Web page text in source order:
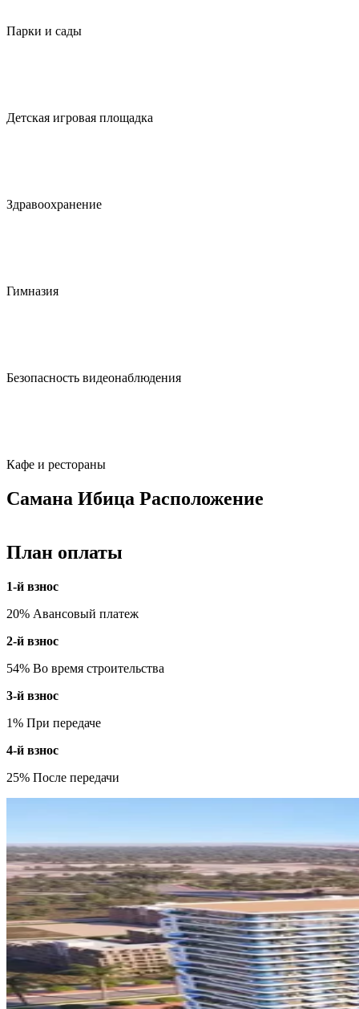
Парки и сады
Детская игровая площадка
Здравоохранение
Гимназия
Безопасность видеонаблюдения
Кафе и рестораны
Самана Ибица Расположение
План оплаты
1-й взнос
20% Авансовый платеж
2-й взнос
54% Во время строительства
3-й взнос
1% При передаче
4-й взнос
25% После передачи